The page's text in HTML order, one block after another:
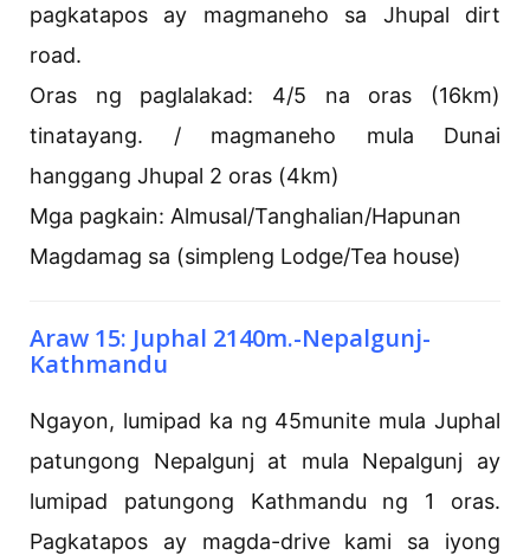
pagkatapos ay magmaneho sa Jhupal dirt
road.
Oras ng paglalakad: 4/5 na oras (16km)
tinatayang. / magmaneho mula Dunai
hanggang Jhupal 2 oras (4km)
Mga pagkain: Almusal/Tanghalian/Hapunan
Magdamag sa (simpleng Lodge/Tea house)
Araw 15: Juphal 2140m.-Nepalgunj-
Kathmandu
Ngayon, lumipad ka ng 45munite mula Juphal
patungong Nepalgunj at mula Nepalgunj ay
lumipad patungong Kathmandu ng 1 oras.
Pagkatapos ay magda-drive kami sa iyong